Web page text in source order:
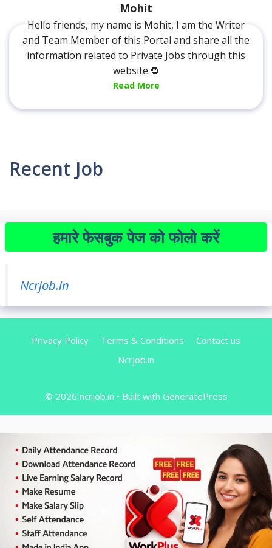
Mohit
Hello friends, my name is Mohit, I am the Writer
and Team Member of this Portal and share all the
information related to Private Jobs through this
website.🔁
Read More
Recent Job
हमारे फेसबुक पेज को फोलो करें
Ncrjob.in
Privacy Policy Terms & Conditions
Contact us
Ncrjob.in
© 2026 ncrjob.in • Built with GeneratePress